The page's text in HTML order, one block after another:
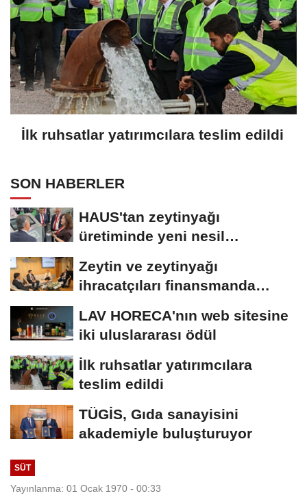
İlk ruhsatlar yatırımcılara teslim edildi
SON HABERLER
HAUS'tan zeytinyağı
üretiminde yeni nesil
Zeytin ve zeytinyağı
ihracatçıları finansmanda
LAV HORECA'nın web sitesine
iki uluslararası ödül
İlk ruhsatlar yatırımcılara
teslim edildi
TÜGİS, Gıda sanayisini
akademiyle buluşturuyor
SÜT
Yayınlanma: 01 Ocak 1970 - 00:33